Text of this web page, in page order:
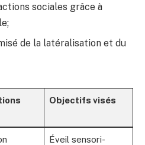
sociales grâce à
de la latéralisation et du
Objectifs visés
Éveil sensori-